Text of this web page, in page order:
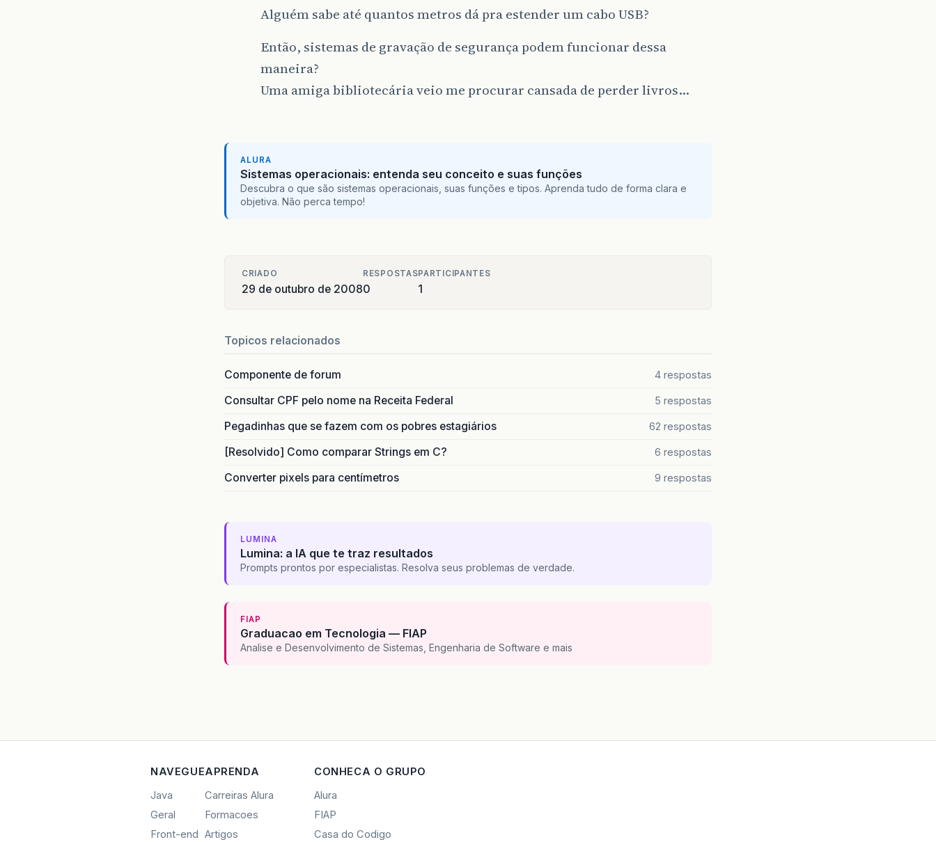
Alguém sabe até quantos metros dá pra estender um cabo USB?
Então, sistemas de gravação de segurança podem funcionar dessa
maneira?
Uma amiga bibliotecária veio me procurar cansada de perder livros…
ALURA
Sistemas operacionais: entenda seu conceito e suas funções
Descubra o que são sistemas operacionais, suas funções e tipos. Aprenda tudo de forma clara e
objetiva. Não perca tempo!
CRIADO
29 de outubro de 2008
RESPOSTAS
0
PARTICIPANTES
1
Topicos relacionados
Componente de forum 4 respostas
Consultar CPF pelo nome na Receita Federal 5 respostas
Pegadinhas que se fazem com os pobres estagiários 62 respostas
[Resolvido] Como comparar Strings em C? 6 respostas
Converter pixels para centímetros 9 respostas
LUMINA
Lumina: a IA que te traz resultados
Prompts prontos por especialistas. Resolva seus problemas de verdade.
FIAP
Graduacao em Tecnologia — FIAP
Analise e Desenvolvimento de Sistemas, Engenharia de Software e mais
NAVEGUE
Java
Geral
Front-end
APRENDA
Carreiras Alura
Formacoes
Artigos
CONHECA O GRUPO
Alura
FIAP
Casa do Codigo